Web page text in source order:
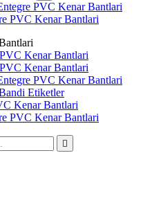
PVC Kenar Bantlari
PVC Kenar Bantlari
Kenar Bantlari
Kenar Bantlari
PVC Kenar Bantlari
Etiketler
Kenar Bantlari
PVC Kenar Bantlari
